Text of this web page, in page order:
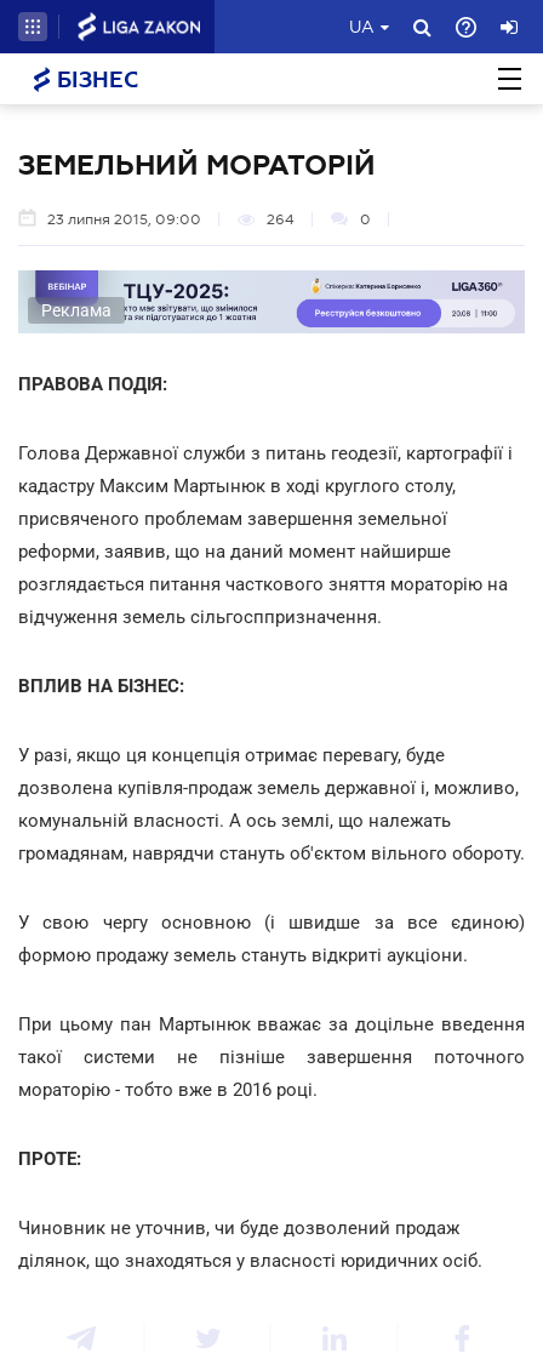
UA
БІЗНЕС
ЗЕМЕЛЬНИЙ МОРАТОРІЙ
23 липня 2015, 09:00 264 0
Реклама
ПРАВОВА ПОДІЯ:
Голова Державної служби з питань геодезії, картографії і
кадастру Максим Мартынюк в ході круглого столу,
присвяченого проблемам завершення земельної
реформи, заявив, що на даний момент найширше
розглядається питання часткового зняття мораторію на
відчуження земель сільгосппризначення.
ВПЛИВ НА БІЗНЕС:
У разі, якщо ця концепція отримає перевагу, буде
дозволена купівля-продаж земель державної і, можливо,
комунальній власності. А ось землі, що належать
громадянам, наврядчи стануть об'єктом вільного обороту.
У свою чергу основною (і швидше за все єдиною)
формою продажу земель стануть відкриті аукціони.
При цьому пан Мартынюк вважає за доцільне введення
такої системи не пізніше завершення поточного
мораторію - тобто вже в 2016 році.
ПРОТЕ:
Чиновник не уточнив, чи буде дозволений продаж
ділянок, що знаходяться у власності юридичних осіб.